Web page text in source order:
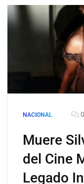
NACIONAL 0
Muere
del Cine
Legado